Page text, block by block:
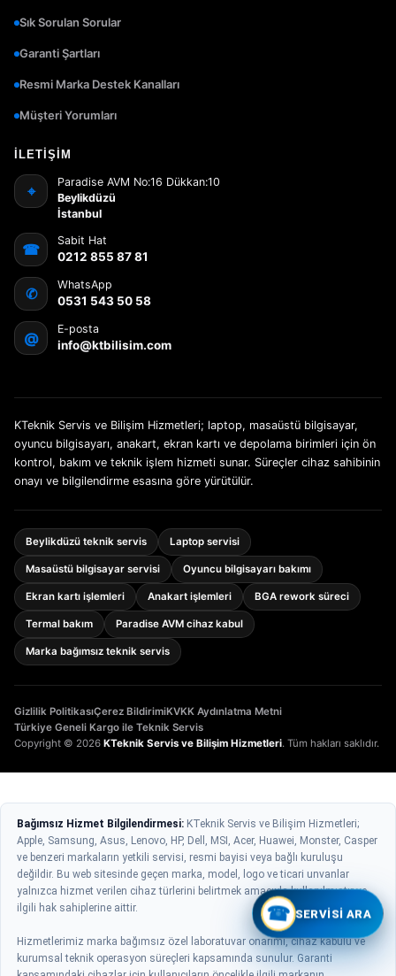
Sık Sorulan Sorular
Garanti Şartları
Resmi Marka Destek Kanalları
Müşteri Yorumları
İLETIŞIM
⌖
Paradise AVM No:16 Dükkan:10
Beylikdüzü
İstanbul
☎
Sabit Hat
0212 855 87 81
✆
WhatsApp
0531 543 50 58
@
E-posta
info@ktbilisim.com
KTeknik Servis ve Bilişim Hizmetleri; laptop, masaüstü bilgisayar,
oyuncu bilgisayarı, anakart, ekran kartı ve depolama birimleri için ön
kontrol, bakım ve teknik işlem hizmeti sunar. Süreçler cihaz sahibinin
onayı ve bilgilendirme esasına göre yürütülür.
Beylikdüzü teknik servis Laptop servisi
Masaüstü bilgisayar servisi Oyuncu bilgisayarı bakımı
Ekran kartı işlemleri Anakart işlemleri BGA rework süreci
Termal bakım Paradise AVM cihaz kabul
Marka bağımsız teknik servis
Copyright © 2026 KTeknik Servis ve Bilişim Hizmetleri. Tüm hakları saklıdır.
Gizlilik PolitikasıÇerez BildirimiKVKK Aydınlatma Metni
Türkiye Geneli Kargo ile Teknik Servis
☎ SERVISI ARA
Bağımsız Hizmet Bilgilendirmesi: KTeknik Servis ve Bilişim Hizmetleri;
Apple, Samsung, Asus, Lenovo, HP, Dell, MSI, Acer, Huawei, Monster, Casper
ve benzeri markaların yetkili servisi, resmi bayisi veya bağlı kuruluşu
değildir. Bu web sitesinde geçen marka, model, logo ve ticari unvanlar
yalnızca hizmet verilen cihaz türlerini belirtmek amacıyla kullanılmıştır ve
ilgili hak sahiplerine aittir.
Hizmetlerimiz marka bağımsız özel laboratuvar onarımı, cihaz kabulü ve
kurumsal teknik operasyon süreçleri kapsamında sunulur. Garanti